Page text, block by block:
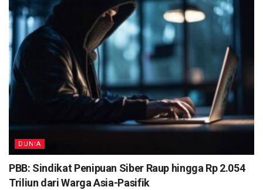
DUNIA
PBB: Sindikat Penipuan Siber Raup hingga Rp 2.054
Triliun dari Warga Asia-Pasifik